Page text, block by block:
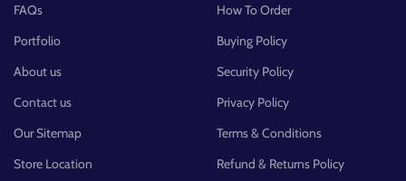
FAQs
Portfolio
About us
Contact us
Our Sitemap
Store Location
How To Order
Buying Policy
Security Policy
Privacy Policy
Terms & Conditions
Refund & Returns Policy